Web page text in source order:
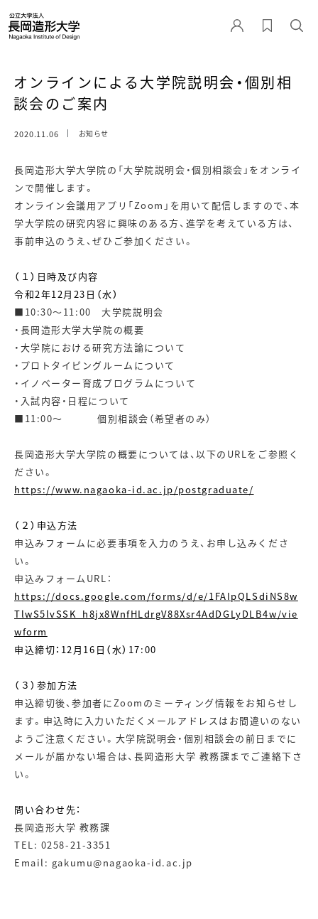
オンラインによる大学院説明会・個別相
談会のご案内
2020.11.06 お知らせ
長岡造形大学大学院の「大学院説明会・個別相談会」をオンライ
ンで開催します。
オンライン会議用アプリ「Zoom」を用いて配信しますので、本
学大学院の研究内容に興味のある方、進学を考えている方は、
事前申込のうえ、ぜひご参加ください。
（１）日時及び内容
令和2年12月23日（水）
■10:30～11:00 大学院説明会
・長岡造形大学大学院の概要
・大学院における研究方法論について
・プロトタイピングルームについて
・イノベーター育成プログラムについて
・入試内容・日程について
■11:00～ 個別相談会（希望者のみ）
長岡造形大学大学院の概要については、以下のURLをご参照く
ださい。
https://www.nagaoka-id.ac.jp/postgraduate/
（２）申込方法
申込みフォームに必要事項を入力のうえ、お申し込みくださ
い。
申込みフォームURL：
https://docs.google.com/forms/d/e/1FAIpQLSdiNS8w
TlwS5lvSSK_h8jx8WnfHLdrgV88Xsr4AdDGLyDLB4w/vie
wform
申込締切：12月16日（水）17:00
（３）参加方法
申込締切後、参加者にZoomのミーティング情報をお知らせし
ます。申込時に入力いただくメールアドレスはお間違いのない
ようご注意ください。大学院説明会・個別相談会の前日までに
メールが届かない場合は、長岡造形大学 教務課までご連絡下さ
い。
問い合わせ先：
長岡造形大学 教務課
TEL: 0258-21-3351
Email: gakumu@nagaoka-id.ac.jp